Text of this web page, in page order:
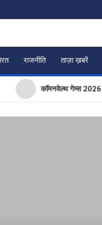
राजनीति ताज़ा ख़बरें
कॉमनवेल्थ गेम्स 2026 के